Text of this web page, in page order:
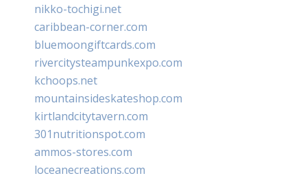
nikko-tochigi.net
caribbean-corner.com
bluemoongiftcards.com
rivercitysteampunkexpo.com
kchoops.net
mountainsideskateshop.com
kirtlandcitytavern.com
301nutritionspot.com
ammos-stores.com
loceanecreations.com